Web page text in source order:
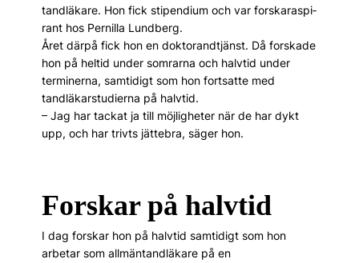
tandläkare. Hon fick stipendium och var forskar­aspi­
rant hos Pernilla Lundberg.
Året därpå fick hon en doktorandtjänst. Då forskade
hon på heltid under somrarna och halvtid under
terminerna, samtidigt som hon fortsatte med
tandläkarstudierna på halvtid.
– Jag har tackat ja till möjligheter när de har dykt
upp, och har trivts jättebra, säger hon.
Forskar på halvtid
I dag forskar hon på halvtid samtidigt som hon
arbetar som allmäntandläkare på en